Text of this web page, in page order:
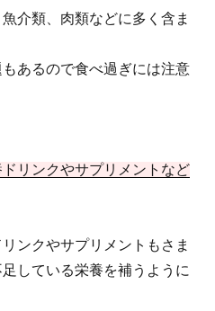
介類、肉類などに多く含ま
あるので食べ過ぎには注意
リンクやサプリメントなど
ンクやサプリメントもさま
している栄養を補うように